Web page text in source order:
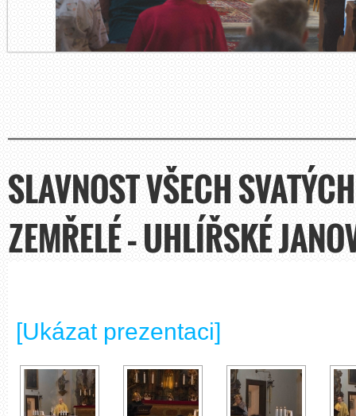
SLAVNOST VŠECH
ZEMŘELÉ – UHLÍŘSKÉ
[Ukázat prezentaci]